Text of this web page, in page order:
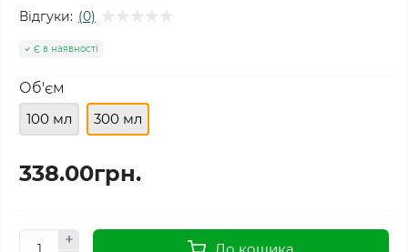
Відгуки: (0)
Є в наявності
Об'єм
100 мл
300 мл
338.00грн.